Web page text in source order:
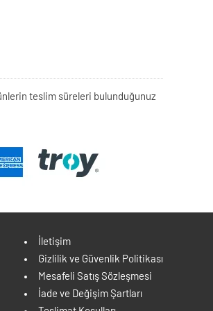
teslim süreleri bulunduğunuz
İletişim
Gizlilik ve Güvenlik Politikası
Mesafeli Satış Sözleşmesi
İade ve Değişim Şartları